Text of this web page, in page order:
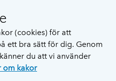
(cookies) för att
ett bra sätt för dig. Genom
du att vi använder
om kakor